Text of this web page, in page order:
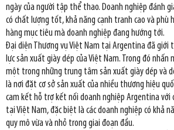
ngày của người tập thể thao. Doanh nghiệp đánh
có chất lượng tốt, khả năng cạnh tranh cao và phù
hàng mục tiêu mà doanh nghiệp đang hướng tới.
Đại diện Thương vụ Việt Nam tại Argentina đã giới
lực sản xuất giày dép của Việt Nam. Trong đó nhấn
một trong những trung tâm sản xuất giày dép và
là nơi đặt cơ sở sản xuất của nhiều thương hiệu
cam kết hỗ trợ kết nối doanh nghiệp Argentina với
tại Việt Nam, đặc biệt là các doanh nghiệp có khả
quy mô vừa và nhỏ trong giai đoạn đầu.